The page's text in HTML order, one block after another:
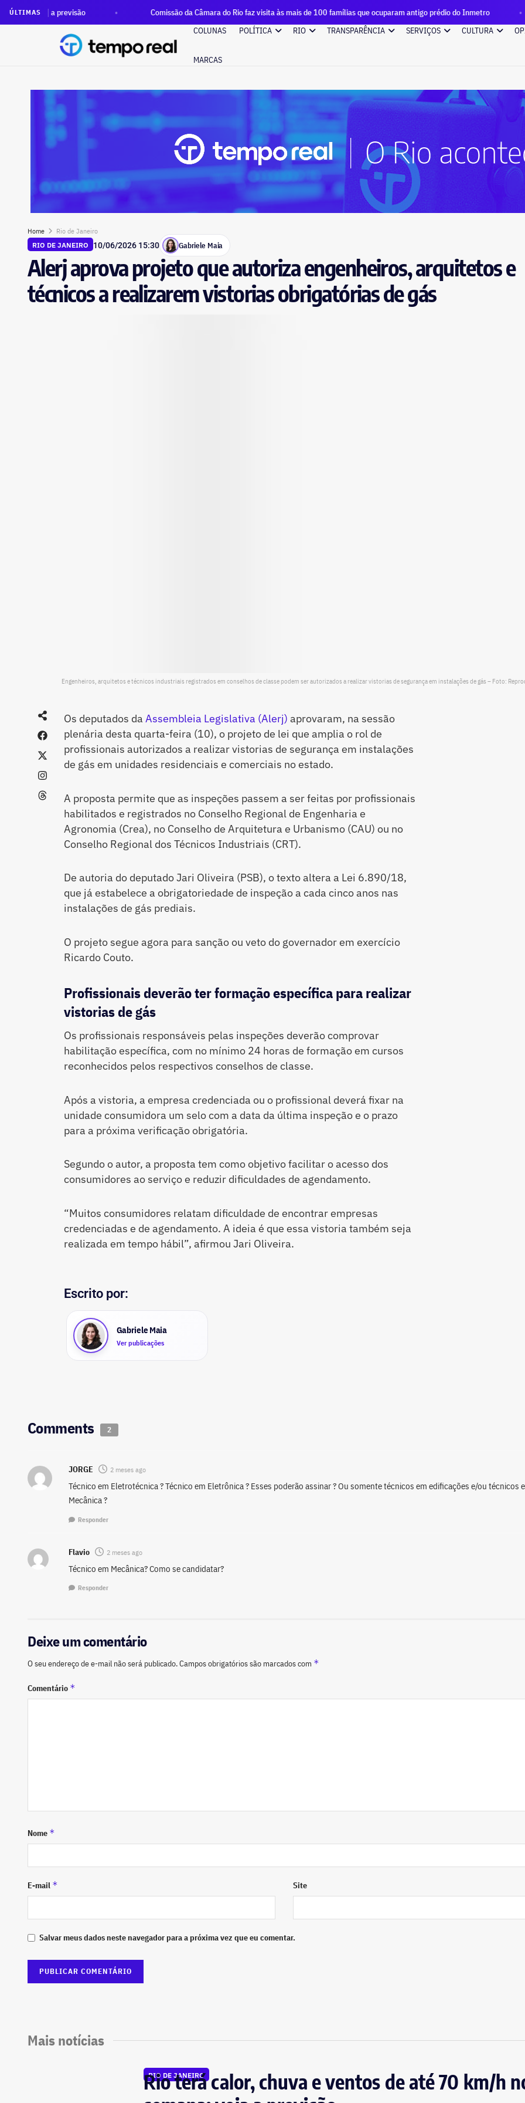
ÚLTIMAS Comissão da Câmara do Rio faz visita às mais de 100 famílias que ocuparam antigo prédio do Inmetro
COLUNAS
POLÍTICA RIO TRANSPARÊNCIA SERVIÇOS CULTURA
MARCAS
Home
Rio de Janeiro
RIO DE JANEIRO
10/06/2026 15:30 Gabriele Maia
Alerj aprova projeto que autoriza engenheiros, arquitetos e
técnicos a realizarem vistorias obrigatórias de gás
Engenheiros, arquitetos e técnicos industriais registrados em conselhos de classe podem ser autorizados a realizar vistorias de segurança em instalações de gás – Foto:
Os deputados da Assembleia Legislativa (Alerj) aprovaram, na sessão
plenária desta quarta-feira (10), o projeto de lei que amplia o rol de
profissionais autorizados a realizar vistorias de segurança em instalações
de gás em unidades residenciais e comerciais no estado.
A proposta permite que as inspeções passem a ser feitas por profissionais
habilitados e registrados no Conselho Regional de Engenharia e
Agronomia (Crea), no Conselho de Arquitetura e Urbanismo (CAU) ou no
Conselho Regional dos Técnicos Industriais (CRT).
De autoria do deputado Jari Oliveira (PSB), o texto altera a Lei 6.890/18,
que já estabelece a obrigatoriedade de inspeção a cada cinco anos nas
instalações de gás prediais.
O projeto segue agora para sanção ou veto do governador em exercício
Ricardo Couto.
Profissionais deverão ter formação específica para realizar
vistorias de gás
Os profissionais responsáveis pelas inspeções deverão comprovar
habilitação específica, com no mínimo 24 horas de formação em cursos
reconhecidos pelos respectivos conselhos de classe.
Após a vistoria, a empresa credenciada ou o profissional deverá fixar na
unidade consumidora um selo com a data da última inspeção e o prazo
para a próxima verificação obrigatória.
Segundo o autor, a proposta tem como objetivo facilitar o acesso dos
consumidores ao serviço e reduzir dificuldades de agendamento.
“Muitos consumidores relatam dificuldade de encontrar empresas
credenciadas e de agendamento. A ideia é que essa vistoria também seja
realizada em tempo hábil”, afirmou Jari Oliveira.
Escrito por:
Gabriele Maia
Ver publicações
Comments 2
JORGE 2 meses ago
Técnico em Eletrotécnica ? Técnico em Eletrônica ? Esses poderão assinar ? Ou somente técnicos em edificações e/ou técnicos
Mecânica ?
Responder
Flavio 2 meses ago
Técnico em Mecânica? Como se candidatar?
Responder
Deixe um comentário
O seu endereço de e-mail não será publicado.Campos obrigatórios são marcados com *
Comentário *
Nome *
E-mail * Site
Salvar meus dados neste navegador para a próxima vez que eu comentar.
Mais notícias
RIO DE JANEIRO
Rio terá calor, chuva e ventos de até 70 km/h